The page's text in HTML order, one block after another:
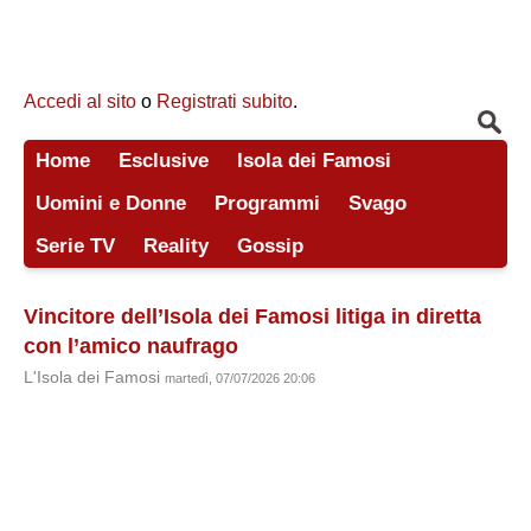
Accedi al sito o Registrati subito.
Home Esclusive
Isola dei Famosi
Uomini e Donne
Programmi
Svago
Serie TV
Reality Gossip
Vincitore dell’Isola dei Famosi litiga in diretta
con l’amico naufrago
L'Isola dei Famosi martedì, 07/07/2026 20:06